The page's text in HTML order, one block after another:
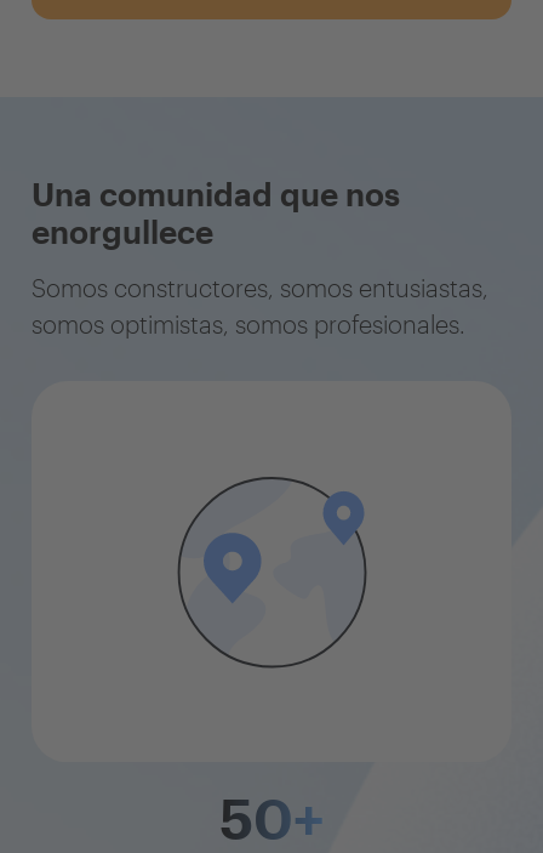
Una comunidad que nos
enorgullece
Somos constructores, somos entusiastas,
somos optimistas, somos profesionales.
50+